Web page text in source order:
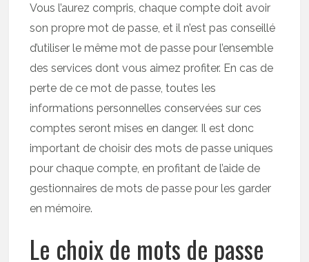
Vous l’aurez compris, chaque compte doit avoir
son propre mot de passe, et il n’est pas conseillé
d’utiliser le même mot de passe pour l’ensemble
des services dont vous aimez profiter. En cas de
perte de ce mot de passe, toutes les
informations personnelles conservées sur ces
comptes seront mises en danger. Il est donc
important de choisir des mots de passe uniques
pour chaque compte, en profitant de l’aide de
gestionnaires de mots de passe pour les garder
en mémoire.
Le choix de mots de passe